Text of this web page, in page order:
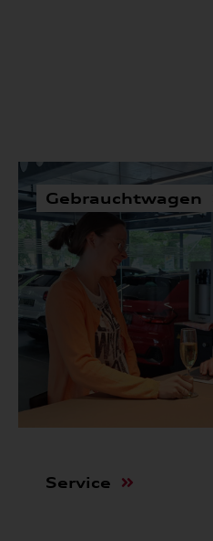
Gebrauchtwagen
Service